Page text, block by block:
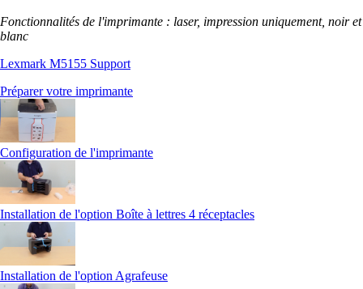
Fonctionnalités de l'imprimante : laser, impression uniquement, noir et
blanc
Lexmark M5155 Support
Préparer votre imprimante
Configuration de l'imprimante
Installation de l'option Boîte à lettres 4 réceptacles
Installation de l'option Agrafeuse